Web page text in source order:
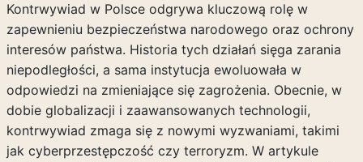
Kontrwywiad w Polsce odgrywa kluczową rolę w
zapewnieniu bezpieczeństwa narodowego oraz ochrony
interesów państwa. Historia tych działań sięga zarania
niepodległości, a sama instytucja ewoluowała w
odpowiedzi na zmieniające się zagrożenia. Obecnie, w
dobie globalizacji i zaawansowanych technologii,
kontrwywiad zmaga się z nowymi wyzwaniami, takimi
jak cyberprzestępczość czy terroryzm. W artykule